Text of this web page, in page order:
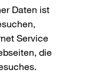
Daten ist
Service
die